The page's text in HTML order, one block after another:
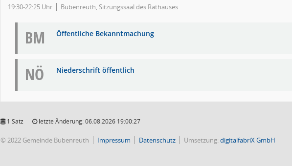
19:30-22:25 Uhr Bubenreuth, Sitzungssaal des Rathauses
BM Öffentliche Bekanntmachung
NÖ Niederschrift öffentlich
1 Satz letzte Änderung: 06.08.2026 19:00:27
© 2022 Gemeinde Bubenreuth Impressum Datenschutz Umsetzung:digitalfabriX GmbH